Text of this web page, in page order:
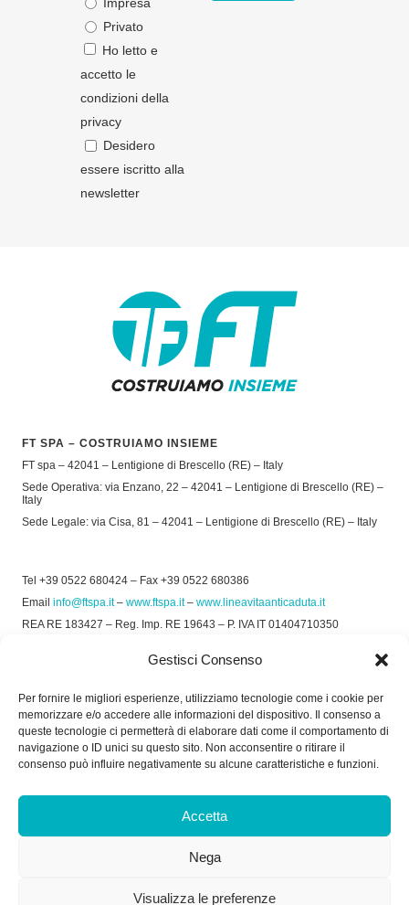
Gestisci Consenso
Per fornire le migliori esperienze, utilizziamo tecnologie come i cookie per
memorizzare e/o accedere alle informazioni del dispositivo. Il consenso a
queste tecnologie ci permetterà di elaborare dati come il comportamento di
navigazione o ID unici su questo sito. Non acconsentire o ritirare il
consenso può influire negativamente su alcune caratteristiche e funzioni.
Accetta
Nega
Visualizza le preferenze
Privato
Ho letto e
accetto le
condizioni della
privacy
Desidero
essere iscritto alla
newsletter
FT SPA – COSTRUIAMO INSIEME
FT spa – 42041 – Lentigione di Brescello (RE) – Italy
Sede Operativa: via Enzano, 22 – 42041 – Lentigione di Brescello (RE) –
Italy
Sede Legale: via Cisa, 81 – 42041 – Lentigione di Brescello (RE) – Italy
Tel +39 0522 680424 – Fax +39 0522 680386
Email info@ftspa.it– www.ftspa.it– www.lineavitaanticaduta.it
REA RE 183427 – Reg. Imp. RE 19643 – P. IVA IT 01404710350
Privacy Policy–Cookie Policy
SOCIAL
Dal Lunedì al Venerdì: 8.00/12.30 - 13.30/17.30
Dal Lunedì al Venerdì: 7.30/11.30 - 13.30/17.00